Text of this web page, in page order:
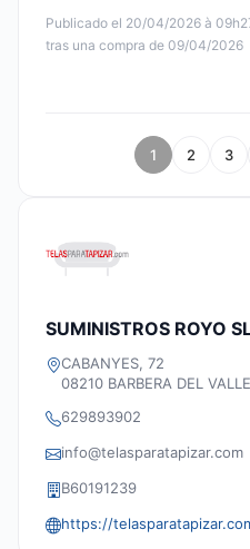
Publicado el 20/04/2026 à
tras una compra de 09/04/2026
1 2 3
SUMINISTROS ROYO
CABANYES, 72
08210 BARBERA DEL
629893902
info@telasparatapizar.com
B60191239
https://